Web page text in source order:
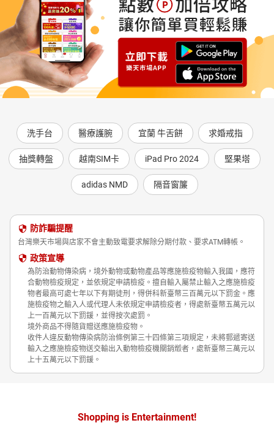
洗手台 醫療護腕 宜蘭 牛舌餅 求婚戒指
抽獎轉盤 越南SIM卡 iPad Pro 2024 堅果塔
adidas NMD 隔音窗簾
防詐騙提醒
台灣樂天市場與店家不會主動致電要求解除分期付款、要求ATM轉帳。
政策宣導
為防治動物傳染病，境外動物或動物產品等應施檢疫物輸入我國，應符
合動物檢疫規定，並依規定申請檢疫。擅自輸入屬禁止輸入之應施檢疫
物者最高可處七年以下有期徒刑，得併科新臺幣三百萬元以下罰金。應
施檢疫物之輸入人或代理人未依規定申請檢疫者，得處新臺幣五萬元以
上一百萬元以下罰鍰，並得按次處罰。
境外商品不得隨貨贈送應施檢疫物。
收件人違反動物傳染病防治條例第三十四條第三項規定，未將郵遞寄送
輸入之應施檢疫物送交輸出入動物檢疫機關銷燬者，處新臺幣三萬元以
上十五萬元以下罰鍰。
Shopping is Entertainment!